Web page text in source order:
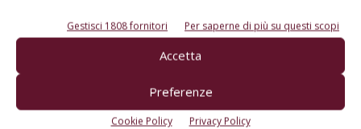
Gestisci 1808 fornitori Per saperne di più su questi scopi
Accetta
Preferenze
Cookie Policy Privacy Policy
Dalla stessa categoria